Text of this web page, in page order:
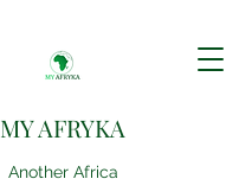
MY AFRYKA
Another Africa